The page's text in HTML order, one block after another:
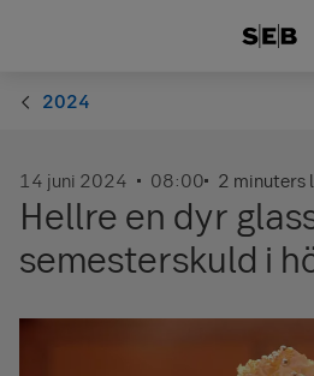
2024
14 juni 2024 08:00 2 minuters
Hellre en dyr
semesterskuld i